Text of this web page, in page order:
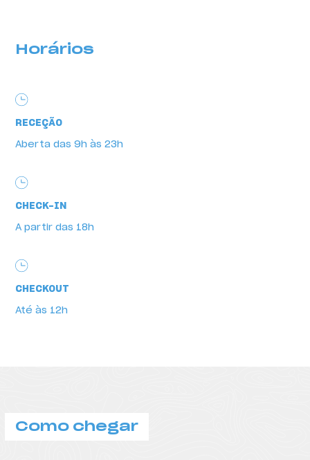
Horários
RECEÇÃO
Aberta das 9h às 23h
CHECK-IN
A partir das 18h
CHECKOUT
Até às 12h
Como chegar